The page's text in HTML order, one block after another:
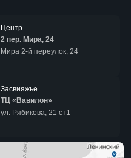
Центр
2 пер. Мира, 24
Мира 2-й переулок, 24
Засвияжье
ТЦ «Вавилон»
ул. Рябикова, 21 ст1